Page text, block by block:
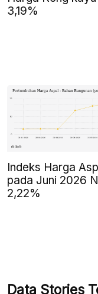
3,19%
Indeks Harga
pada Juni 2026
2,22%
Data Stories